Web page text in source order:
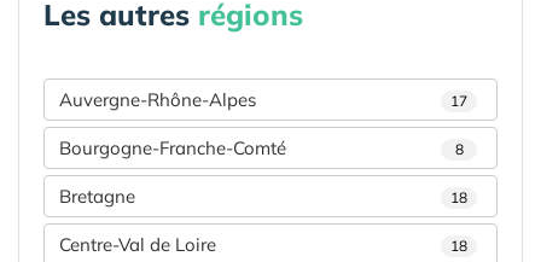
Les autres régions
Auvergne-Rhône-Alpes 17
Bourgogne-Franche-Comté 8
Bretagne 18
Centre-Val de Loire 18